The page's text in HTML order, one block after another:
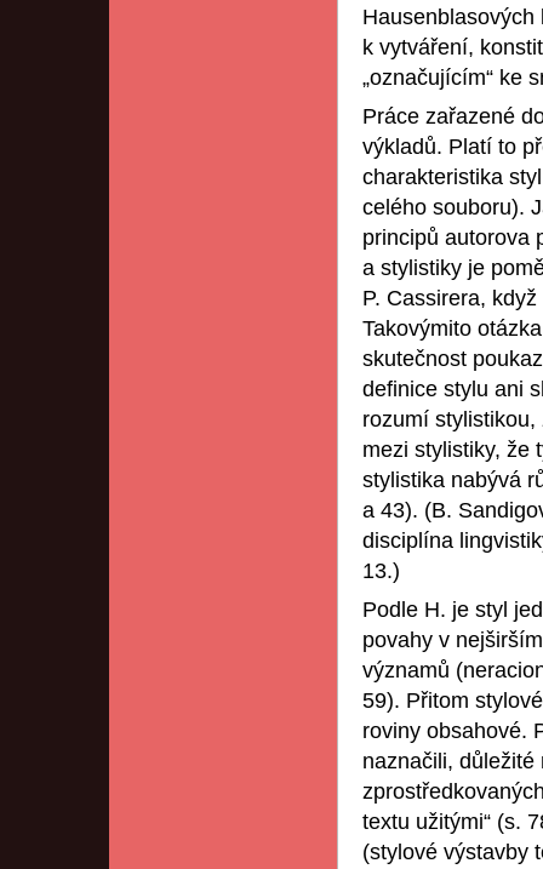
k vytváření,
„označujícím“ ke
Práce zařazené
výkladů. Platí to
charakteristika
celého souboru).
principů autorova
a stylistiky je
P. Cassirera,
Takovýmito
skutečnost
definice stylu ani
rozumí
mezi stylistiky, že
stylistika nabývá
a 43). (B.
disciplína
13.)
Podle H. je styl
povahy v
významů
59). Přitom
roviny obsahové.
naznačili, důležité
textu užitými“ (s.
(stylové výstavby